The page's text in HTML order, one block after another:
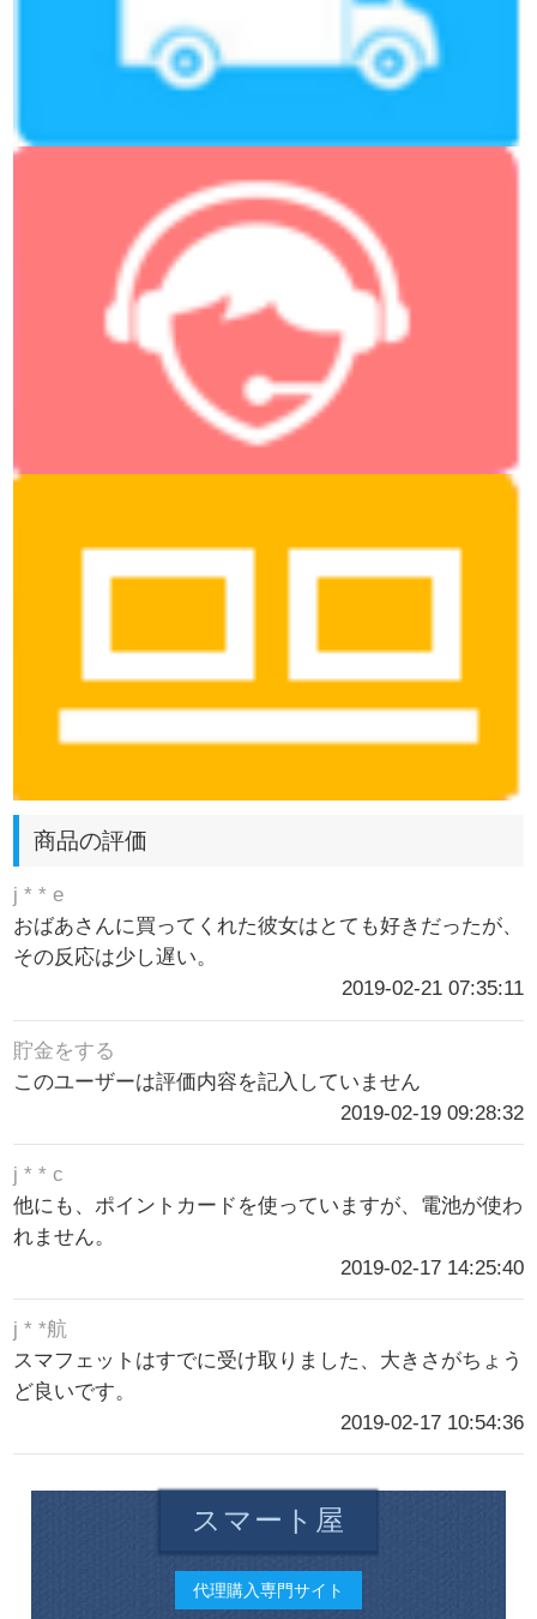
商品の評価
j * * e
おばあさんに買ってくれた彼女はとても好きだったが、
その反応は少し遅い。
2019-02-21 07:35:11
貯金をする
このユーザーは評価内容を記入していません
2019-02-19 09:28:32
j * * c
他にも、ポイントカードを使っていますが、電池が使わ
れません。
2019-02-17 14:25:40
j * *航
スマフェットはすでに受け取りました、大きさがちょう
ど良いです。
2019-02-17 10:54:36
スマート屋
代理購入専門サイト